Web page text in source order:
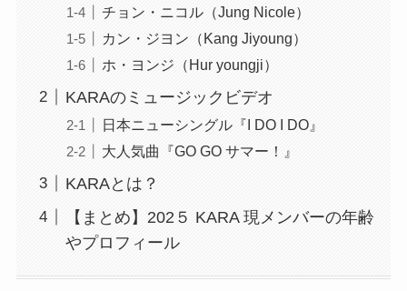
チョン・ニコル（Jung Nicole）
カン・ジヨン（Kang Jiyoung）
ホ・ヨンジ（Hur youngji）
KARAのミュージックビデオ
日本ニューシングル『I DO I DO』
大人気曲『GO GO サマー！』
KARAとは？
【まとめ】202５ KARA 現メンバーの年齢
やプロフィール